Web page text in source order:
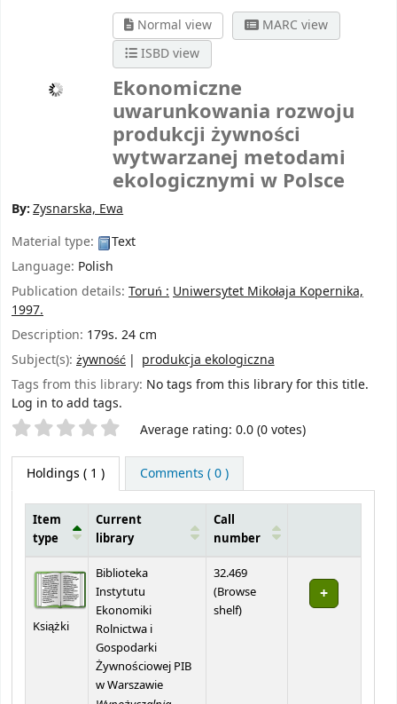
Normal view
MARC view
ISBD view
Ekonomiczne
uwarunkowania rozwoju
produkcji żywności
wytwarzanej metodami
ekologicznymi w Polsce
By:Zysnarska, Ewa
Material type:
Text
Language: Polish
Publication details: Toruń :Uniwersytet Mikołaja Kopernika,
1997.
Description: 179s. 24 cm
Subject(s): żywność
produkcja ekologiczna
Tags from this library: No tags from this library for this title.
Log in to add tags.
Star ratings Average rating: 0.0 (0 votes)
Holdings ( 1 ) Comments ( 0 )
Item
type
Current
library
Call
number
Książki
Biblioteka
Instytutu
Ekonomiki
Rolnictwa i
Gospodarki
Żywnościowej PIB
w Warszawie
32.469
(Browse
shelf(Opens below)
)